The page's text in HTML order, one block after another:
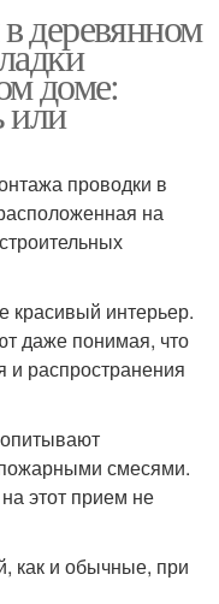
деревянном
доме:
или
проводки в
на
красивый интерьер.
даже понимая, что
и распространения
смесями.
этот прием не
как и обычные, при